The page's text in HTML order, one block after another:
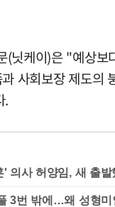
(닛케이)은 "예상보
사회보장 제도의
.
' 의사 허양임, 새 출발
3번 밖에…왜 성형미